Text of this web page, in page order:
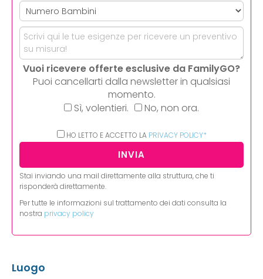
Vuoi ricevere offerte esclusive da FamilyGO?
Puoi cancellarti dalla newsletter in qualsiasi
momento.
Sì, volentieri.
No, non ora.
HO LETTO E ACCETTO LA PRIVACY POLICY*
Stai inviando una mail direttamente alla struttura, che ti
risponderà direttamente.
Per tutte le informazioni sul trattamento dei dati consulta la
nostra privacy policy
Luogo